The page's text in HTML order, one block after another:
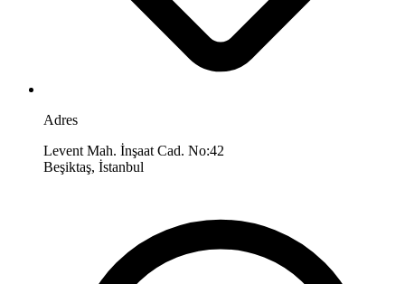
Adres
Levent Mah. İnşaat Cad. No:42
Beşiktaş, İstanbul